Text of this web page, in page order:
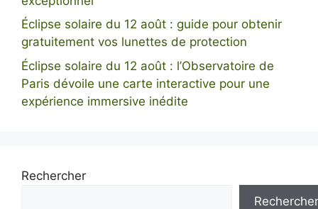
Éclipse solaire du 12 août : guide pour obtenir
gratuitement vos lunettes de protection
Éclipse solaire du 12 août : l’Observatoire de
Paris dévoile une carte interactive pour une
expérience immersive inédite
Rechercher
Rechercher